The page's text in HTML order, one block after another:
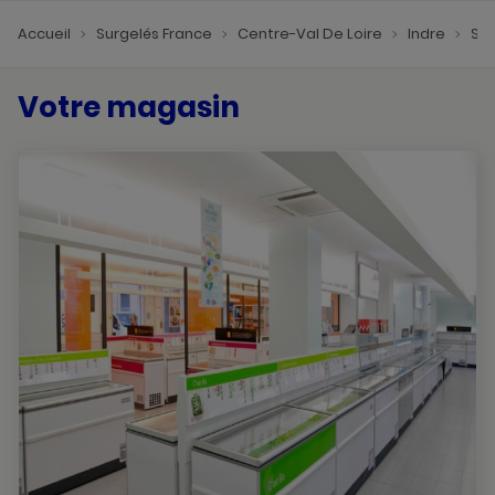
Accueil Surgelés France Centre-Val De Loire Indre
Votre magasin